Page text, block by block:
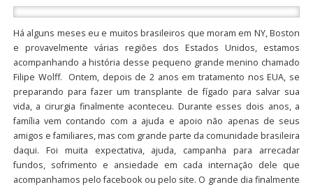
Há alguns meses eu e muitos brasileiros que moram em NY, Boston
e provavelmente várias regiões dos Estados Unidos, estamos
acompanhando a história desse pequeno grande menino chamado
Filipe Wolff. Ontem, depois de 2 anos em tratamento nos EUA, se
preparando para fazer um transplante de fígado para salvar sua
vida, a cirurgia finalmente aconteceu. Durante esses dois anos, a
família vem contando com a ajuda e apoio não apenas de seus
amigos e familiares, mas com grande parte da comunidade brasileira
daqui. Foi muita expectativa, ajuda, campanha para arrecadar
fundos, sofrimento e ansiedade em cada internação dele que
acompanhamos pelo facebook ou pelo site. O grande dia finalmente